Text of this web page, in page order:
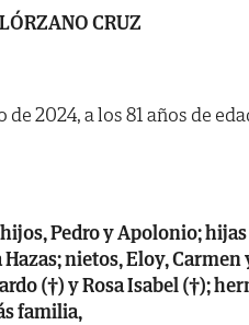
CRUZ
2024, a los 81 años de
Pedro y Apolonio;
nietos, Eloy, Carmen
(†) y Rosa Isabel (†);
familia,